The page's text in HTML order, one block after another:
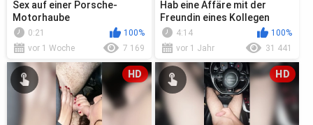
Sex auf einer Porsche-
Motorhaube
0:21
100%
vor 1 Woche
7 169
Hab eine Affäre mit der
Freundin eines Kollegen
4:14
100%
vor 1 Jahr
31 441
HD HD